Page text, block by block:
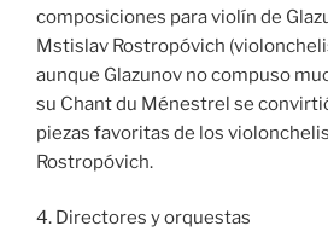
composiciones para violín de
Mstislav Rostropóvich
aunque Glazunov no compuso
su Chant du Ménestrel se
piezas favoritas de los
Rostropóvich.
4. Directores y orquestas